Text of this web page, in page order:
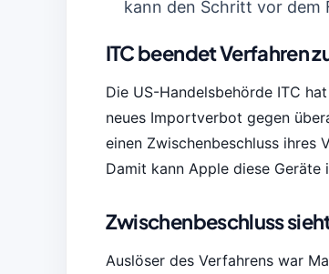
kann den Schritt vor dem
ITC beendet Verfahren
Die US-Handelsbehörde ITC
neues Importverbot gegen
einen Zwischenbeschluss ihres
Damit kann Apple diese
Zwischenbeschluss
Auslöser des Verfahrens war